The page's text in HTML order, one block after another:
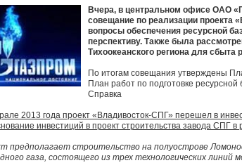
Вчера, в центральном офисе ОАО
совещание по реализации проекта
вопросы обеспечения ресурсной
перспективу. Также была
Тихоокеанского региона для сбыта
По итогам совещания утверждены
План работ по подготовке
Справка
2013 года проект «Владивосток-СПГ» перешел в
инвестиций в проект строительства завода СПГ в
предполагает строительство на полуострове
газа, состоящего из трех технологических